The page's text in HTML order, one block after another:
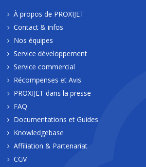
À propos de PROXIJET
Contact & infos
Nos équipes
Service développement
Service commercial
Récompenses et Avis
PROXIJET dans la presse
FAQ
Documentations et Guides
Knowledgebase
Affiliation & Partenariat
CGV